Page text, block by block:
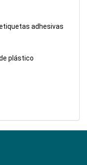
adhesivas
plástico